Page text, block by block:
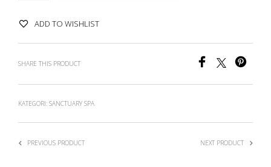
ADD TO WISHLIST
SHARE THIS PRODUCT
KATEGORI: SANCTUARY SPA
PREVIOUS PRODUCT NEXT PRODUCT